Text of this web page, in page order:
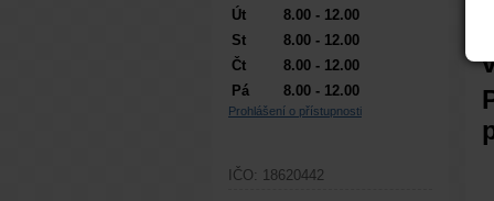
Út
8.00 - 12.00
St
8.00 - 12.00
Čt
8.00 - 12.00
Pá
8.00 - 12.00
Prohlášení o přístupnosti
IČO: 18620442